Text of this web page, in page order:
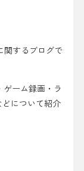
関するブログで
ーム録画・ラ
どについて紹介